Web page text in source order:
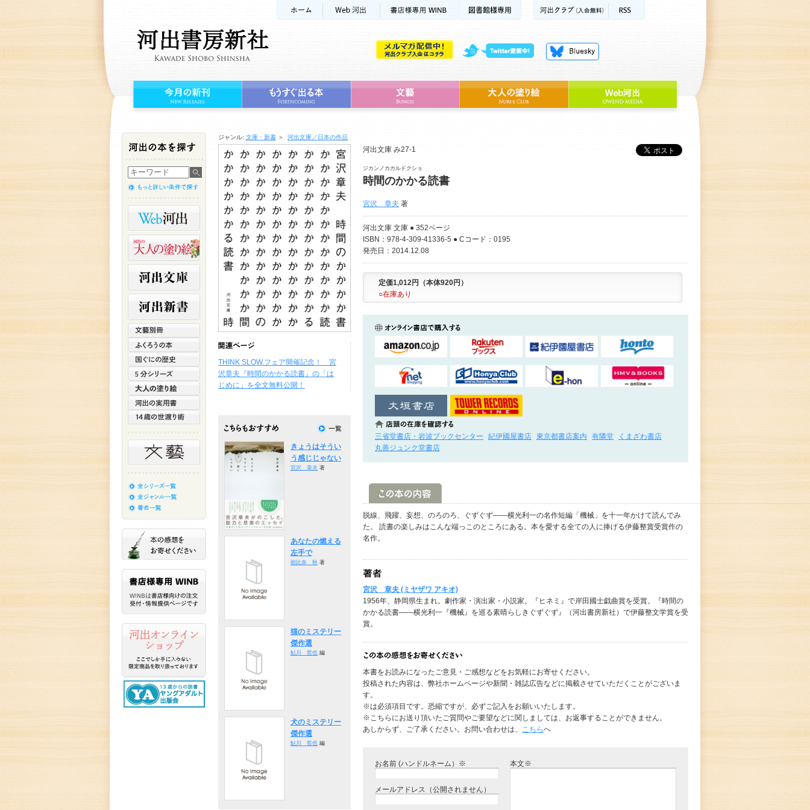
ジャンル: 文庫・新書 ＞ 河出文庫／日本の作品
河出文庫 み27-1
ジカンノカカルドクショ
時間のかかる読書
宮沢 章夫 著
河出文庫 文庫 ● 352ページ
ISBN：978-4-309-41336-5 ● Cコード：0195
発売日：2014.12.08
定価1,012円（本体920円）
○在庫あり
三省堂書店・岩波ブックセンター 紀伊國屋書店 東京都書店案内 有隣堂
くまざわ書店
丸善ジュンク堂書店
脱線、飛躍、妄想、のろのろ、ぐずぐず――横光利一の名作短編「機械」を十一年かけて読んでみ
た。 読書の楽しみはこんな端っこのところにある。本を愛する全ての人に捧げる伊藤整賞受賞作の
名作。
宮沢 章夫 (ミヤザワ アキオ)
1956年、静岡県生まれ。劇作家・演出家・小説家。『ヒネミ』で岸田國士戯曲賞を受賞。『時間の
かかる読書――横光利一『機械』を巡る素晴らしきぐずぐず』（河出書房新社）で伊藤整文学賞を受
賞。
本書をお読みになったご意見・ご感想などをお気軽にお寄せください。
投稿された内容は、弊社ホームページや新聞・雑誌広告などに掲載させていただくことがございま
す。
※は必須項目です。恐縮ですが、必ずご記入をお願いいたします。
※こちらにお送り頂いたご質問やご要望などに関しましては、お返事することができません。
あしからず、ご了承ください。お問い合わせは、 こちらへ
お名前 (ハンドルネーム）※
メールアドレス（公開されません）
本文※
THINK SLOW.フェア開催記念！ 宮
沢章夫『時間のかかる読書』の「は
じめに」を全文無料公開！
きょうはそうい
う感じじゃない
宮沢 章夫 著
あなたの燃える
左手で
朝比奈 秋 著
猫のミステリー
傑作選
鮎川 哲也 編
犬のミステリー
傑作選
鮎川 哲也 編